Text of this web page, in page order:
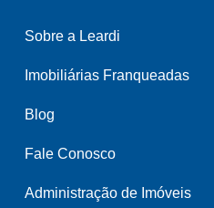
Sobre a Leardi
Imobiliárias Franqueadas
Blog
Fale Conosco
Administração de Imóveis